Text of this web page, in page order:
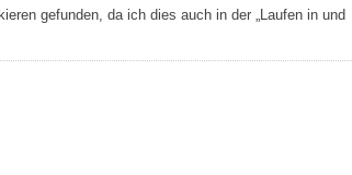
gefunden, da ich dies auch in der „Laufen in und